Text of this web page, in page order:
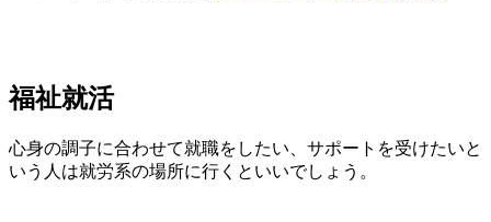
福祉就活
心身の調子に合わせて就職をしたい、サポートを受けたいと
いう人は就労系の場所に行くといいでしょう。